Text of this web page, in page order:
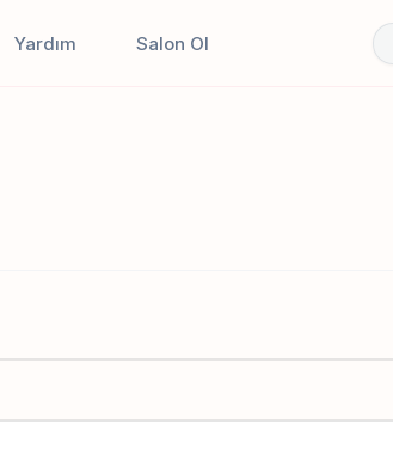
Yardım Salon Ol